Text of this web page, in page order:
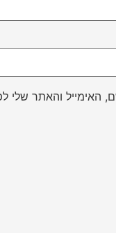
האימייל והאתר שלי